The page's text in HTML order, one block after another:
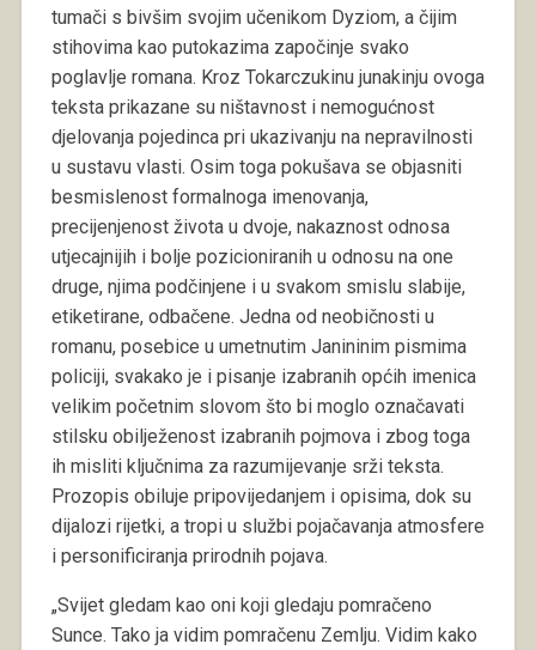
tumači s bivšim svojim učenikom Dyziom, a čijim
stihovima kao putokazima započinje svako
poglavlje romana. Kroz Tokarczukinu junakinju ovoga
teksta prikazane su ništavnost i nemogućnost
djelovanja pojedinca pri ukazivanju na nepravilnosti
u sustavu vlasti. Osim toga pokušava se objasniti
besmislenost formalnoga imenovanja,
precijenjenost života u dvoje, nakaznost odnosa
utjecajnijih i bolje pozicioniranih u odnosu na one
druge, njima podčinjene i u svakom smislu slabije,
etiketirane, odbačene. Jedna od neobičnosti u
romanu, posebice u umetnutim Janininim pismima
policiji, svakako je i pisanje izabranih općih imenica
velikim početnim slovom što bi moglo označavati
stilsku obilježenost izabranih pojmova i zbog toga
ih misliti ključnima za razumijevanje srži teksta.
Prozopis obiluje pripovijedanjem i opisima, dok su
dijalozi rijetki, a tropi u službi pojačavanja atmosfere
i personificiranja prirodnih pojava.
„Svijet gledam kao oni koji gledaju pomračeno
Sunce. Tako ja vidim pomračenu Zemlju. Vidim kako